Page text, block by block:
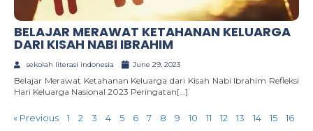
BELAJAR MERAWAT KETAHANAN KELUARGA
DARI KISAH NABI IBRAHIM
sekolah literasi indonesia June 29, 2023
Belajar Merawat Ketahanan Keluarga dari Kisah Nabi Ibrahim Refleksi
Hari Keluarga Nasional 2023 Peringatan[…]
« Previous 1 2 3 4 5 6 7 8 9 10 11 12 13 14 15
16